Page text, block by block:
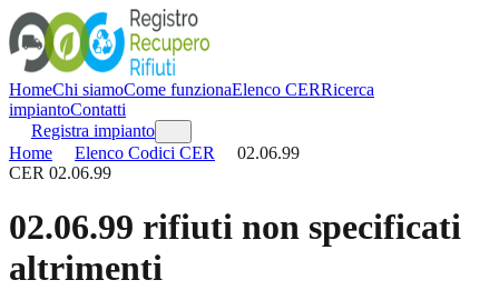
HomeChi siamoCome funzionaElenco CERRicerca
impiantoContatti
Registra impianto
Home
Elenco Codici CER
02.06.99
CER 02.06.99
02.06.99 rifiuti non specificati
altrimenti